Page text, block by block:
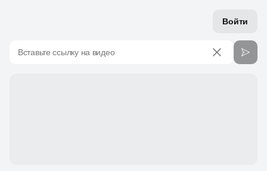
Войти
Вставьте ссылку на видео